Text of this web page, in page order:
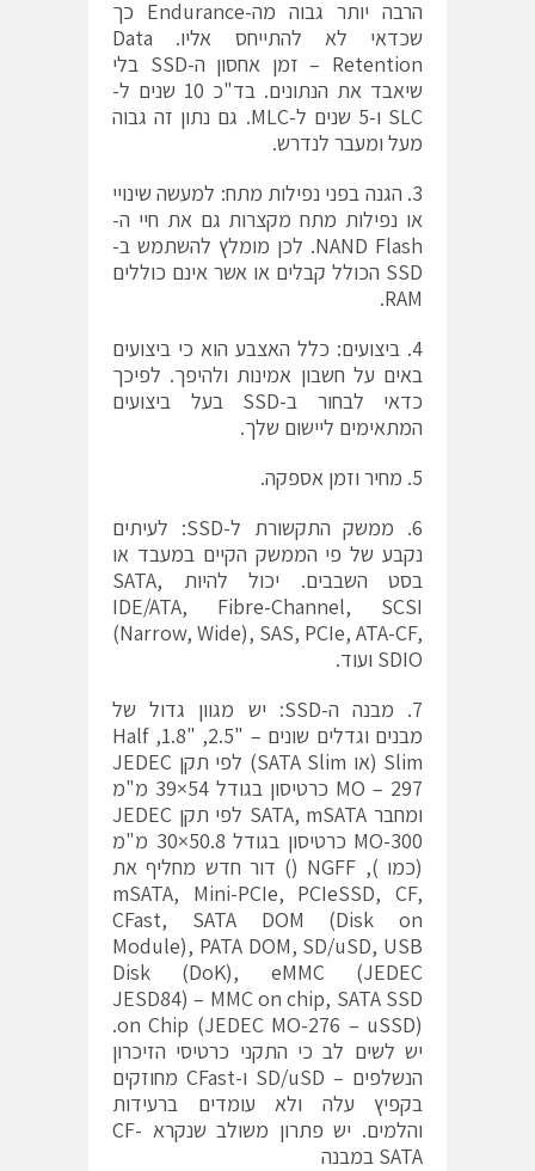
הרבה יותר גבוה מה-Endurance כך
שכדאי לא להתייחס אליו. Data
Retention – זמן אחסון ה-SSD בלי
שיאבד את הנתונים. בד"כ 10 שנים ל-
SLC ו-5 שנים ל-MLC. גם נתון זה גבוה
מעל ומעבר לנדרש.
3. הגנה בפני נפילות מתח: למעשה שינויי
או נפילות מתח מקצרות גם את חיי ה-
NAND Flash. לכן מומלץ להשתמש ב-
SSD הכולל קבלים או אשר אינם כוללים
RAM.
4. ביצועים: כלל האצבע הוא כי ביצועים
באים על חשבון אמינות ולהיפך. לפיכך
כדאי לבחור ב-SSD בעל ביצועים
המתאימים ליישום שלך.
5. מחיר וזמן אספקה.
6. ממשק התקשורת ל-SSD: לעיתים
נקבע של פי הממשק הקיים במעבד או
בסט השבבים. יכול להיות SATA,
IDE/ATA, Fibre-Channel, SCSI
(Narrow, Wide), SAS, PCIe, ATA-CF,
SDIO ועוד.
7. מבנה ה-SSD: יש מגוון גדול של
מבנים וגדלים שונים – "2.5, "1.8, Half
Slim (או SATA Slim) לפי תקן JEDEC
MO – 297 כרטיסון בגודל 54×39 מ"מ
ומחבר SATA, mSATA לפי תקן JEDEC
MO-300 כרטיסון בגודל 50.8×30 מ"מ
(כמו ), NGFF () דור חדש מחליף את
mSATA, Mini-PCIe, PCIeSSD, CF,
CFast, SATA DOM (Disk on
Module), PATA DOM, SD/uSD, USB
Disk (DoK), eMMC (JEDEC
JESD84) – MMC on chip, SATA SSD
on Chip (JEDEC MO-276 – uSSD).
יש לשים לב כי התקני כרטיסי הזיכרון
הנשלפים – SD/uSD ו-CFast מחוזקים
בקפיץ עלה ולא עומדים ברעידות
והלמים. יש פתרון משולב שנקרא CF-
SATA במבנה